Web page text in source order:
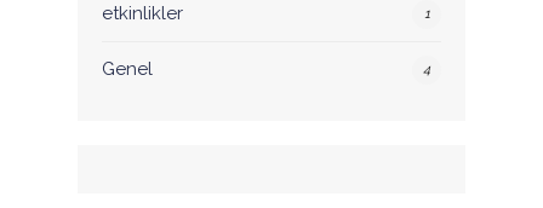
etkinlikler 1
Genel 4